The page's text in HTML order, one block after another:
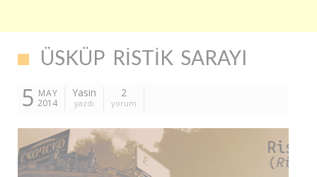
ÜSKÜP RISTIK SARAYI
5 MAY
2014
Yasin
yazdı
2
yorum